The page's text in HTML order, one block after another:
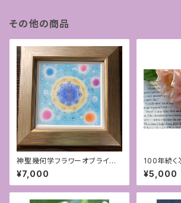
その他の商品
神聖幾何学フラワーオブライフ
＋フトマニ図アート 15cmサイズ
¥7,000
100年続く
アロマハン
ー[福岡]〜
¥5,000